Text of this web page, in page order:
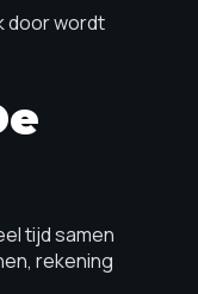
door wordt
tijd samen
rekening